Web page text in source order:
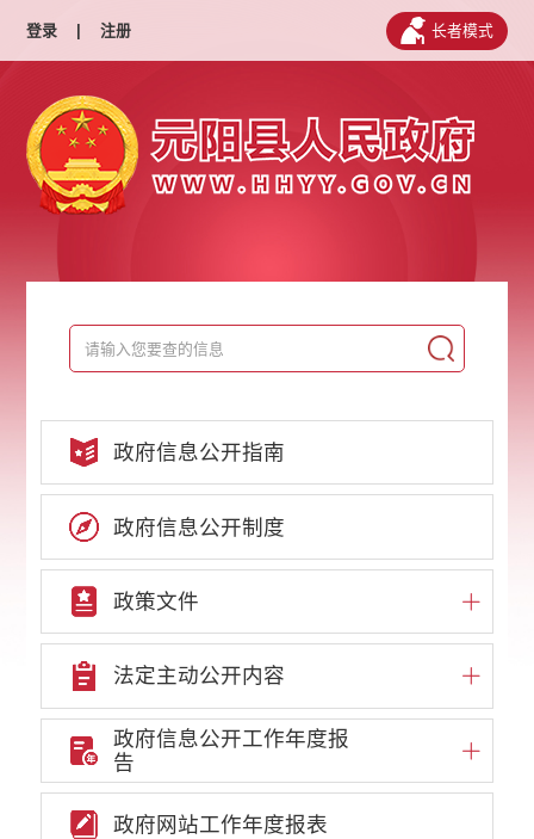
登录 | 注册 长者模式
政府信息公开指南
政府信息公开制度
政策文件
法定主动公开内容
政府信息公开工作年度报
告
政府网站工作年度报表